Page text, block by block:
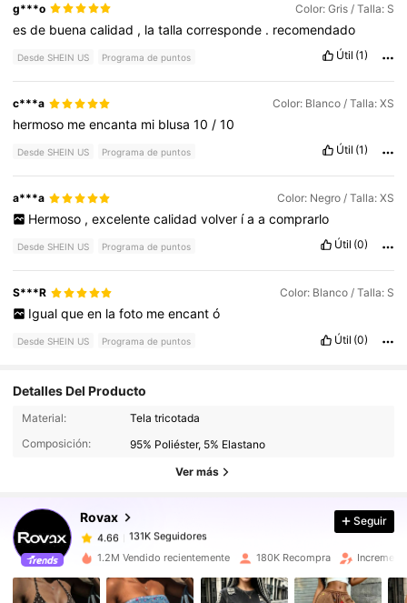
g***o Color: Gris / Talla: S
esde buenacalidad , latallacorresponde . recomendado
Desde SHEIN US Programa de puntos Útil (1)
c***a Color: Blanco / Talla: XS
hermoso meencanta mi blusa10 /10
Desde SHEIN US Programa de puntos Útil (1)
a***a Color: Negro / Talla: XS
Hermoso , excelente calidad volver ía a comprarlo
Desde SHEIN US Programa de puntos Útil (0)
S***R Color: Blanco / Talla: S
Igual que en la foto me encant ó
Desde SHEIN US Programa de puntos Útil (0)
Detalles Del Producto
Material:
Tela tricotada
Composición:
95% Poliéster, 5% Elastano
Ver más
Rovax
131K Seguidores
131K Seguidores
d***4 pagóHace 5 horas
4.66 131K Seguidores
Seguir
1.2M Vendido recientemente 180K Recompra